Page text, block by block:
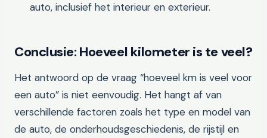
auto, inclusief het interieur en exterieur.
Conclusie: Hoeveel kilometer is te veel?
Het antwoord op de vraag “hoeveel km is veel voor
een auto” is niet eenvoudig. Het hangt af van
verschillende factoren zoals het type en model van
de auto, de onderhoudsgeschiedenis, de rijstijl en